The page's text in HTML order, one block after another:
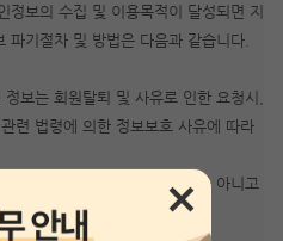
정보의 수집 및 이용목적이 달성되면 지
파기절차 및 방법은 다음과 같습니다.
보는 회원탈퇴 및 사유로 인한 요청시,
련 법령에 의한 정보보호 사유에 따라
개인정보는 법률에 의한 경우가 아니고
로 이용되지 않습니다.